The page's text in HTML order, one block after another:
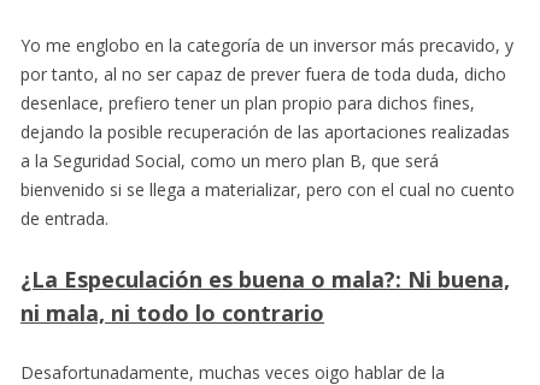
Yo me englobo en la categoría de un inversor más precavido, y
por tanto, al no ser capaz de prever fuera de toda duda, dicho
desenlace, prefiero tener un plan propio para dichos fines,
dejando la posible recuperación de las aportaciones realizadas
a la Seguridad Social, como un mero plan B, que será
bienvenido si se llega a materializar, pero con el cual no cuento
de entrada.
¿La Especulación es buena o mala?: Ni buena,
ni mala, ni todo lo contrario
Desafortunadamente, muchas veces oigo hablar de la